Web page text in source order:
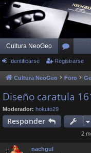
Cultura NeoGeo
or
os
Identificarse Registrarse
Cultura NeoGeo Foro
Diseño caratula
Moderador: hokuto29
Responder
2
nachgul